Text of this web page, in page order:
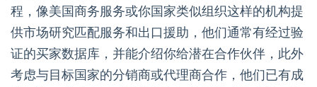
程，像美国商务服务或你国家类似组织这样的机构提
供市场研究匹配服务和出口援助，他们通常有经过验
证的买家数据库，并能介绍你给潜在合作伙伴，此外
考虑与目标国家的分销商或代理商合作，他们已有成